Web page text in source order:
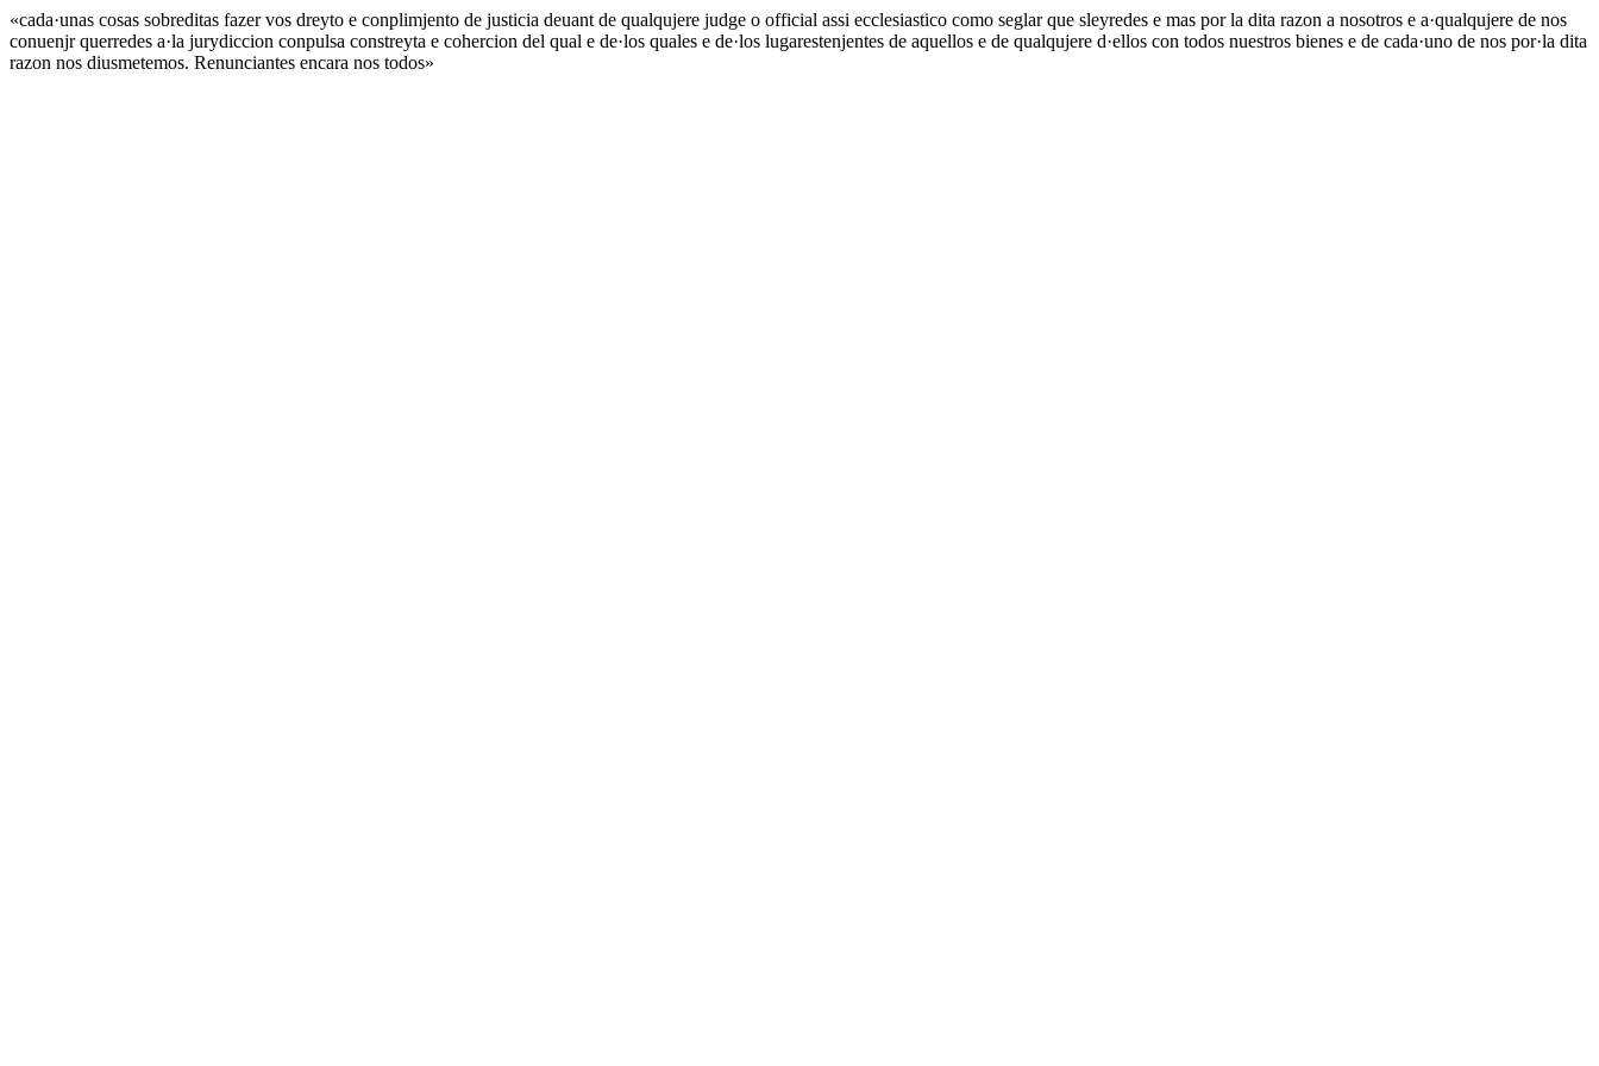
«cada·unas cosas sobreditas fazer vos dreyto e conplimjento de justicia deuant de qualqujere judge o official assi ecclesiastico como seglar que sleyredes e mas por la dita razon a nosotros e a·qualqujere de nos
conuenjr querredes a·la jurydiccion conpulsa constreyta e cohercion del qual e de·los quales e de·los lugarestenjentes de aquellos e de qualqujere d·ellos con todos nuestros bienes e de cada·uno de nos por·la dita
razon nos diusmetemos. Renunciantes encara nos todos»